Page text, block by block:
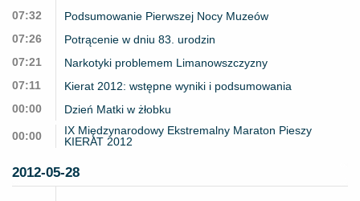
07:32
Podsumowanie Pierwszej Nocy Muzeów
07:26
Potrącenie w dniu 83. urodzin
07:21
Narkotyki problemem Limanowszczyzny
07:11
Kierat 2012: wstępne wyniki i podsumowania
00:00
Dzień Matki w żłobku
00:00
IX Międzynarodowy Ekstremalny Maraton Pieszy
KIERAT 2012
2012-05-28